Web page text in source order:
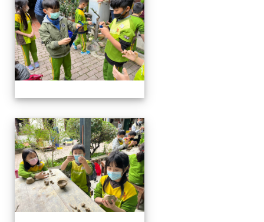
四年級戶外教學~20230117